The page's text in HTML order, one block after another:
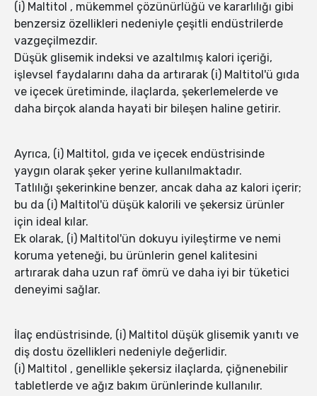
(i) Maltitol , mükemmel çözünürlüğü ve kararlılığı gibi
benzersiz özellikleri nedeniyle çeşitli endüstrilerde
vazgeçilmezdir.
Düşük glisemik indeksi ve azaltılmış kalori içeriği,
işlevsel faydalarını daha da artırarak (i) Maltitol'ü gıda
ve içecek üretiminde, ilaçlarda, şekerlemelerde ve
daha birçok alanda hayati bir bileşen haline getirir.
Ayrıca, (i) Maltitol, gıda ve içecek endüstrisinde
yaygın olarak şeker yerine kullanılmaktadır.
Tatlılığı şekerinkine benzer, ancak daha az kalori içerir;
bu da (i) Maltitol'ü düşük kalorili ve şekersiz ürünler
için ideal kılar.
Ek olarak, (i) Maltitol'ün dokuyu iyileştirme ve nemi
koruma yeteneği, bu ürünlerin genel kalitesini
artırarak daha uzun raf ömrü ve daha iyi bir tüketici
deneyimi sağlar.
İlaç endüstrisinde, (i) Maltitol düşük glisemik yanıtı ve
diş dostu özellikleri nedeniyle değerlidir.
(i) Maltitol , genellikle şekersiz ilaçlarda, çiğnenebilir
tabletlerde ve ağız bakım ürünlerinde kullanılır.